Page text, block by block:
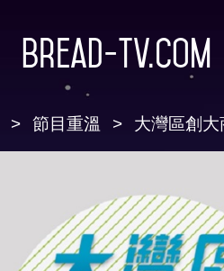
Bread-TV.com
節目重溫 大灣區創大